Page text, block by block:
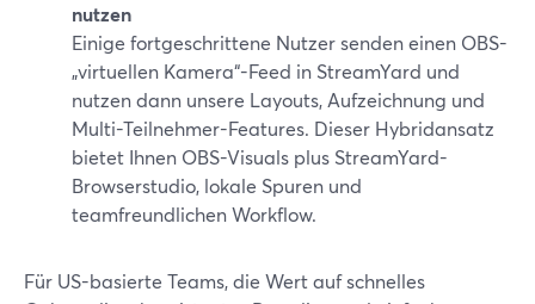
nutzen
Einige fortgeschrittene Nutzer senden einen OBS-
„virtuellen Kamera“-Feed in StreamYard und
nutzen dann unsere Layouts, Aufzeichnung und
Multi-Teilnehmer-Features. Dieser Hybridansatz
bietet Ihnen OBS-Visuals plus StreamYard-
Browserstudio, lokale Spuren und
teamfreundlichen Workflow.
Für US-basierte Teams, die Wert auf schnelles